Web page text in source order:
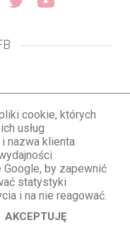
cookie, których
usług
nazwa klienta
by zapewnić
statystyki
i na nie reagować.
AKCEPTUJĘ